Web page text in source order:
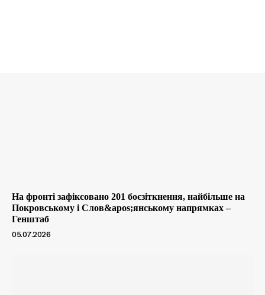
На фронті зафіксовано 201 боєзіткнення, найбільше на
Покровському і Слов&apos;янському напрямках –
Генштаб
05.07.2026